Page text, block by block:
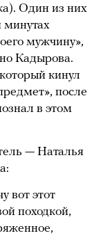
Один из них
минутах
мужчину»,
Кадырова.
кинул
после
в этом
— Наталья
вот этот
походкой,